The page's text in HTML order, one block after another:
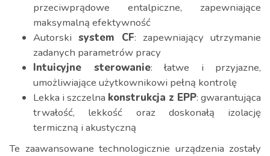
przeciwprądowe entalpiczne, zapewniające
maksymalną efektywność
Autorski system CF: zapewniający utrzymanie
zadanych parametrów pracy
Intuicyjne sterowanie: łatwe i przyjazne,
umożliwiające użytkownikowi pełną kontrolę
Lekka i szczelna konstrukcja z EPP: gwarantująca
trwałość, lekkość oraz doskonałą izolację
termiczną i akustyczną
Te zaawansowane technologicznie urządzenia zostały